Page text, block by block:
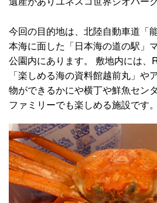
今回の目的地は、北陸自動車道「
本海に面した「日本海の道の駅」
公園内にあります。 敷地内には、
「楽しめる海の資料館越前丸」や
物ができるかにや横丁や鮮魚セン
ファミリーでも楽しめる施設です。